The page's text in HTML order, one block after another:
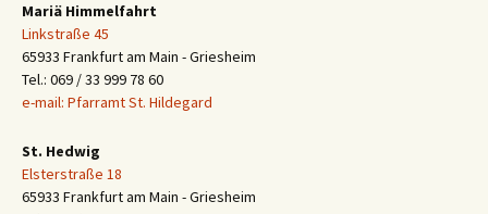
Mariä Himmelfahrt
Linkstraße 45
65933 Frankfurt am Main - Griesheim
Tel.: 069 / 33 999 78 60
e-mail: Pfarramt St. Hildegard
St. Hedwig
Elsterstraße 18
65933 Frankfurt am Main - Griesheim